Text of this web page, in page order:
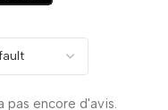
pas encore d'avis.